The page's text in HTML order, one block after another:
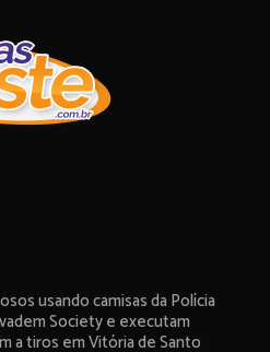
usando camisas da Polícia
Society e executam
a tiros em Vitória de Santo